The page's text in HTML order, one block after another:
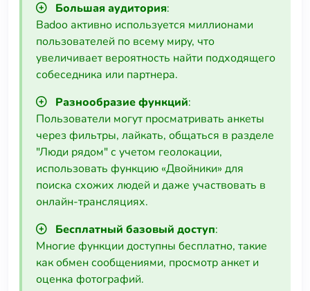
Большая аудитория:
Badoo активно используется миллионами
пользователей по всему миру, что
увеличивает вероятность найти подходящего
собеседника или партнера.
Разнообразие функций:
Пользователи могут просматривать анкеты
через фильтры, лайкать, общаться в разделе
"Люди рядом" с учетом геолокации,
использовать функцию «Двойники» для
поиска схожих людей и даже участвовать в
онлайн-трансляциях.
Бесплатный базовый доступ:
Многие функции доступны бесплатно, такие
как обмен сообщениями, просмотр анкет и
оценка фотографий.